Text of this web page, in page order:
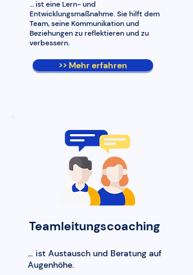
… ist eine Lern- und
Entwicklungsmaßnahme. Sie hilft dem
Team, seine Kommunikation und
Beziehungen zu reflektieren und zu
verbessern.
>> Mehr erfahren
Teamleitungscoaching
… ist Austausch und Beratung auf
Augenhöhe.